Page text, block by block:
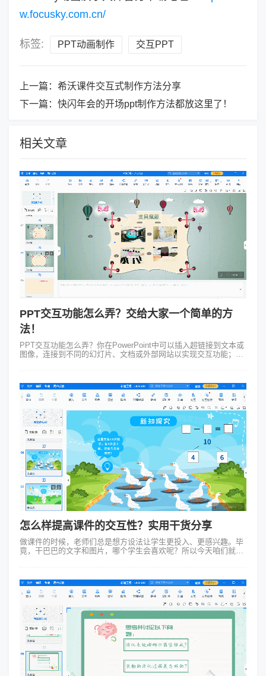
w.focusky.com.cn/
标签: PPT动画制作 交互PPT
上一篇： 希沃课件交互式制作方法分享
下一篇： 快闪年会的开场ppt制作方法都放这里了！
相关文章
PPT交互功能怎么弄？交给大家一个简单的方
法！
PPT交互功能怎么弄？你在PowerPoint中可以插入超链接到文本或
图像，连接到不同的幻灯片、文档或外部网站以实现交互功能；也
怎么样提高课件的交互性？实用干货分享
做课件的时候，老师们总是想方设法让学生更投入、更感兴趣。毕
竟，干巴巴的文字和图片，哪个学生会喜欢呢？所以今天咱们就聊